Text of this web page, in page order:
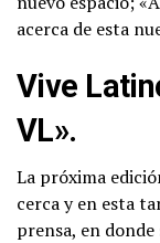
acerca de esta
Vive
VL».
La próxima
cerca y en esta
prensa, en